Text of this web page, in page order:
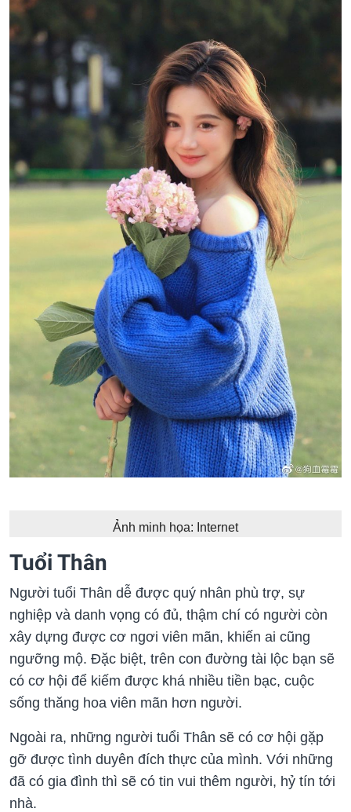
Ảnh minh họa: Internet
Tuổi Thân
Người tuổi Thân dễ được quý nhân phù trợ, sự
nghiệp và danh vọng có đủ, thậm chí có người còn
xây dựng được cơ ngơi viên mãn, khiến ai cũng
ngưỡng mộ. Đặc biệt, trên con đường tài lộc bạn sẽ
có cơ hội để kiếm được khá nhiều tiền bạc, cuộc
sống thăng hoa viên mãn hơn người.
Ngoài ra, những người tuổi Thân sẽ có cơ hội gặp
gỡ được tình duyên đích thực của mình. Với những
đã có gia đình thì sẽ có tin vui thêm người, hỷ tín tới
nhà.